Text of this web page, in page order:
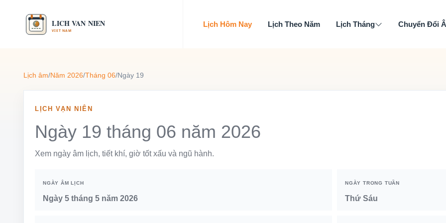
Lịch Hôm Nay Lịch Theo Năm Lịch Tháng Chuyển Đổi
Lịch âm/Năm 2026/Tháng 06/Ngày 19
LỊCH VẠN NIÊN
Ngày 19 tháng 06 năm 2026
Xem ngày âm lịch, tiết khí, giờ tốt xấu và ngũ hành.
NGÀY ÂM LỊCH
Ngày 5 tháng 5 năm 2026
NGÀY TRONG TUẦN
Thứ Sáu